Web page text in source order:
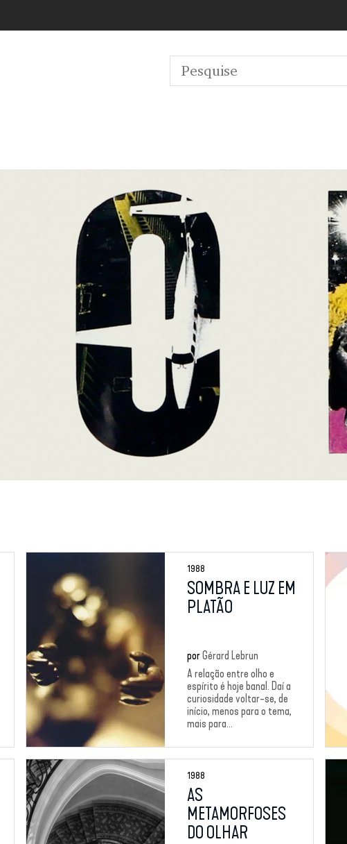
1988
SOMBRA E LUZ EM
PLATÃO
porGérard Lebrun
A relação entre olho e
espírito é hoje banal. Daí a
curiosidade voltar-se, de
início, menos para o tema,
mais para...
1988
AS
METAMORFOSES
DO OLHAR